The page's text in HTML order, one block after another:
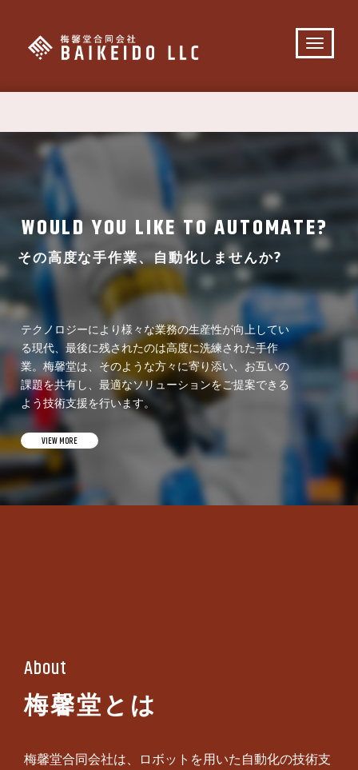
WOULD YOU LIKE TO AUTOMATE?
テクノロジーにより様々な業務の生産性が向上してい
る現代、最後に残されたのは高度に洗練された手作
業。梅馨堂は、そのような方々に寄り添い、お互いの
課題を共有し、最適なソリューションをご提案できる
よう技術支援を行います。
その高度な手作業、自動化しませんか?
VIEW MORE
About
梅馨堂とは
梅馨堂合同会社は、ロボットを用いた自動化の技術支